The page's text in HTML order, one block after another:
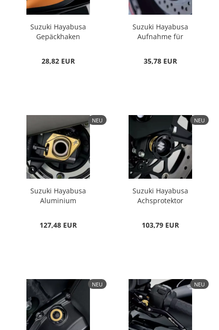
Suzuki Hayabusa
Gepäckhaken
28,82 EUR
Suzuki Hayabusa
Aufnahme für
35,78 EUR
NEU
Suzuki Hayabusa
Aluminium
127,48 EUR
NEU
Suzuki Hayabusa
Achsprotektor
103,79 EUR
NEU NEU